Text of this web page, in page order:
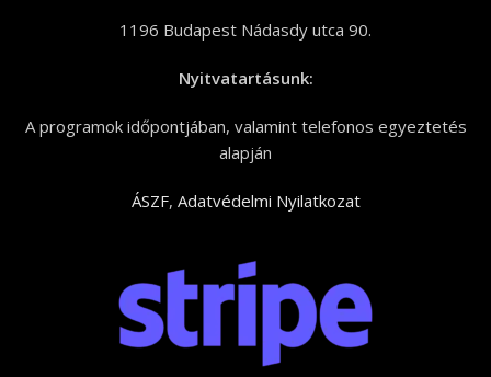
1196 Budapest Nádasdy utca 90.
Nyitvatartásunk:
A programok időpontjában, valamint telefonos egyeztetés
alapján
ÁSZF, Adatvédelmi Nyilatkozat